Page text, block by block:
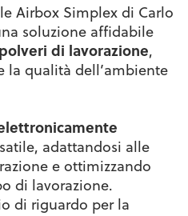
Airbox Simplex di Carlo
soluzione affidabile
di lavorazione,
qualità dell’ambiente
adattandosi alle
e ottimizzando
di lavorazione.
di riguardo per la